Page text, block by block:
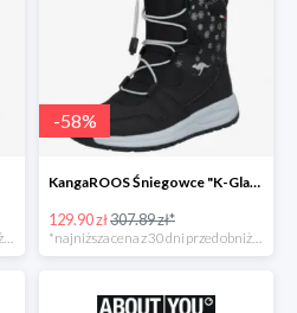
*najniższa cena z 30 dni przed obniżką
-58%
KangaROOS Śniegowce "K-Glaze RTX -60%
129.90 zł307.89 zł*
*najniższa cena z 30 dni przed obniżką